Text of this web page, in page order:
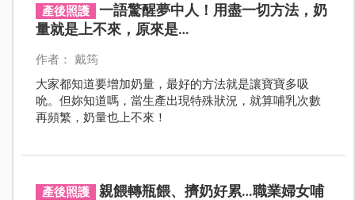
產後照護
一語驚醒夢中人！用盡一切方法，奶
量就是上不來，原來是…
作者： 戴筠
大家都知道要增加奶量，最好的方法就是讓寶寶多吸
吮。但妳知道嗎，當生產出現特殊狀況，就算哺乳次數
再頻繁，奶量也上不來！
產後照護
親餵轉瓶餵、擠奶好累…職業婦女哺